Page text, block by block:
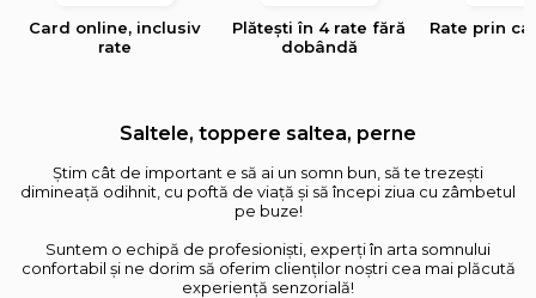
Card online, inclusiv
rate
Plătești în 4 rate fără
dobândă
Rate prin
Saltele, toppere saltea, perne
Știm cât de important e să ai un somn bun, să te trezești
dimineață odihnit, cu poftă de viață și să începi ziua cu zâmbetul
pe buze!
Suntem o echipă de profesioniști, experți în arta somnului
confortabil și ne dorim să oferim clienților noștri cea mai plăcută
experiență senzorială!